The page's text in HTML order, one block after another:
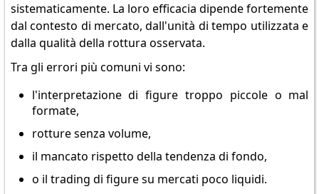
sistematicamente. La loro efficacia dipende fortemente
dal contesto di mercato, dall'unità di tempo utilizzata e
dalla qualità della rottura osservata.
Tra gli errori più comuni vi sono:
l'interpretazione di figure troppo piccole o mal
formate,
rotture senza volume,
il mancato rispetto della tendenza di fondo,
o il trading di figure su mercati poco liquidi.